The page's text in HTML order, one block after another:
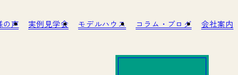
お客様の声 実例見学会 モデルハウス コラム・ブログ